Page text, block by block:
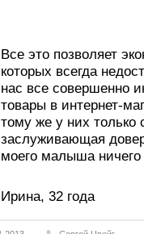
Все это позволяет
которых всегда
нас все совершенно
товары в интернет-
тому же у них только
заслуживающая
моего малыша ничего
Ирина, 32 года